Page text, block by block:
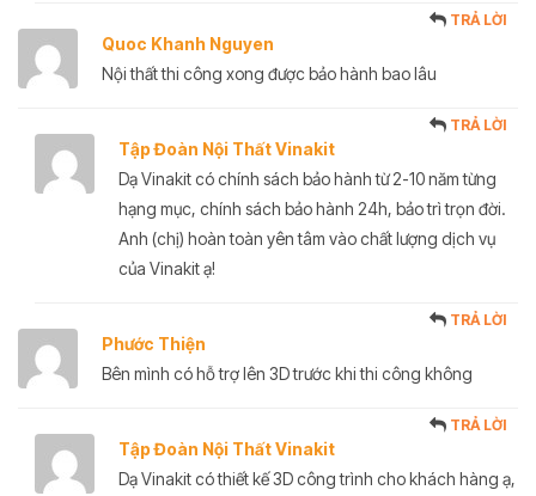
Quoc Khanh Nguyen
TRẢ LỜI
Nội thất thi công xong được bảo hành bao lâu
Tập Đoàn Nội Thất Vinakit
TRẢ LỜI
Dạ Vinakit có chính sách bảo hành từ 2-10 năm từng
hạng mục, chính sách bảo hành 24h, bảo trì trọn đời.
Anh (chị) hoàn toàn yên tâm vào chất lượng dịch vụ
của Vinakit ạ!
Phước Thiện
TRẢ LỜI
Bên mình có hỗ trợ lên 3D trước khi thi công không
Tập Đoàn Nội Thất Vinakit
TRẢ LỜI
Dạ Vinakit có thiết kế 3D công trình cho khách hàng ạ,